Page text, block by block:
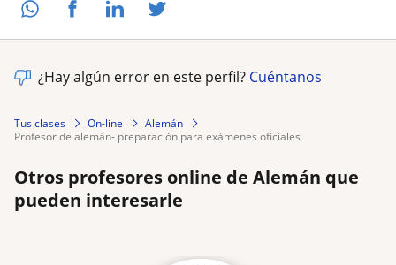
¿Hay algún error en este perfil? Cuéntanos
Tus clases On-line
Alemán
profesor de alemán- preparación para exámenes oficiales
Otros profesores online de Alemán que
pueden interesarle